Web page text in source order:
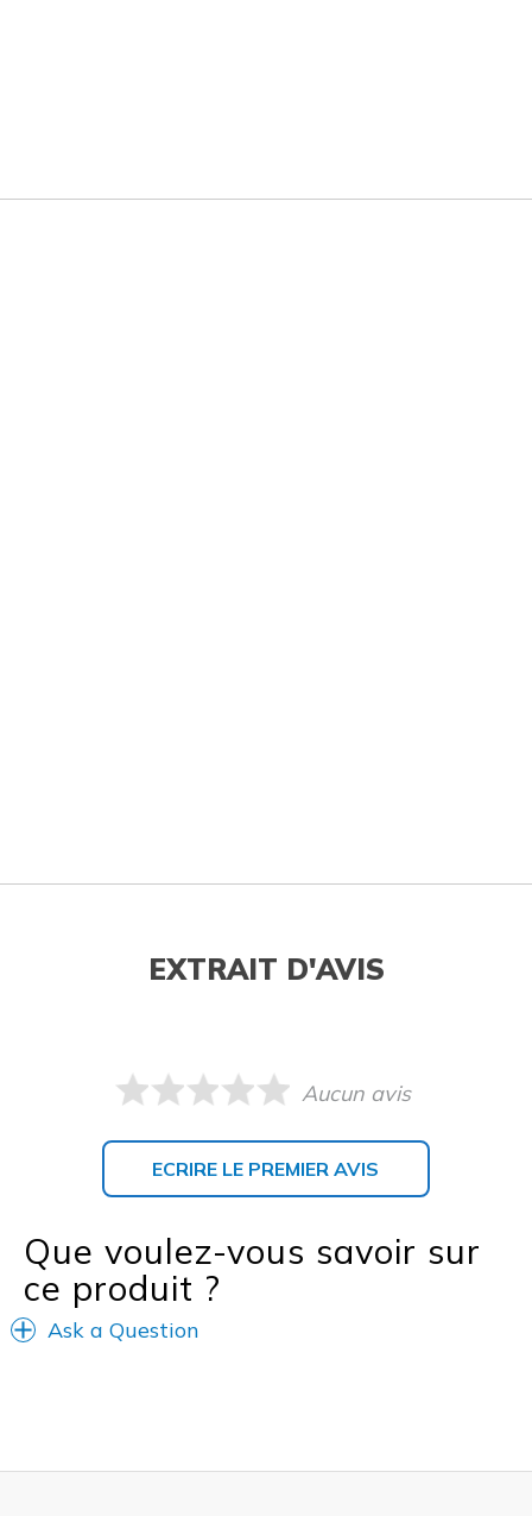
EXTRAIT D'AVIS
Aucun avis
ECRIRE LE PREMIER AVIS
Que voulez-vous savoir sur
ce produit ?
Ask a Question